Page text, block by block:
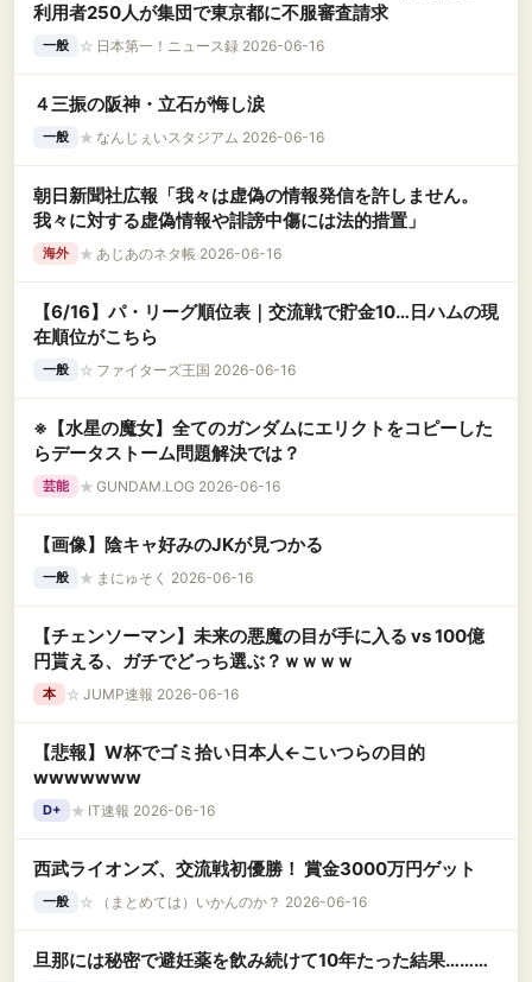
利用者250人が集団で東京都に不服審査請求
一般 ☆ 日本第一！ニュース録 2026-06-16
４三振の阪神・立石が悔し涙
一般 ★ なんじぇいスタジアム 2026-06-16
朝日新聞社広報「我々は虚偽の情報発信を許しません。
我々に対する虚偽情報や誹謗中傷には法的措置」
海外 ★ あじあのネタ帳 2026-06-16
【6/16】パ・リーグ順位表｜交流戦で貯金10…日ハムの現
在順位がこちら
一般 ☆ ファイターズ王国 2026-06-16
※【水星の魔女】全てのガンダムにエリクトをコピーした
らデータストーム問題解決では？
芸能 ★ GUNDAM.LOG 2026-06-16
【画像】陰キャ好みのJKが見つかる
一般 ★ まにゅそく 2026-06-16
【チェンソーマン】未来の悪魔の目が手に入る vs 100億
円貰える、ガチでどっち選ぶ？ｗｗｗｗ
本 ☆ JUMP速報 2026-06-16
【悲報】W杯でゴミ拾い日本人←こいつらの目的
wwwwwww
D+ ★ IT速報 2026-06-16
西武ライオンズ、交流戦初優勝！ 賞金3000万円ゲット
一般 ☆ （まとめては）いかんのか？ 2026-06-16
旦那には秘密で避妊薬を飲み続けて10年たった結果………